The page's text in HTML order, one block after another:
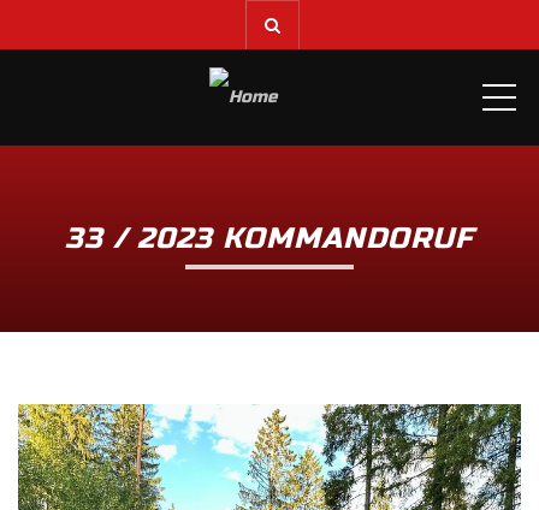
33 / 2023 KOMMANDORUF